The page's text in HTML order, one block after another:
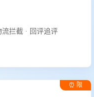
售后智能客服 · 智能建单 · 物流拦截 · 回评追评
⏰ 限